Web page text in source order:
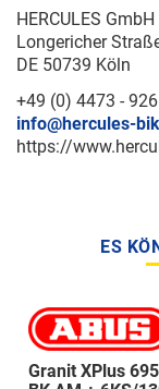
HERCULES GmbH
Longericher
DE 50739 Köln
+49 (0) 4473 -
info@hercules-
https://
ES
Granit XPlus